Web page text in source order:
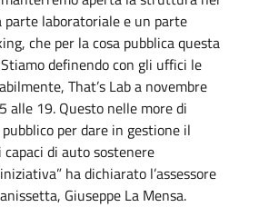
parte laboratoriale e un parte
che per la cosa pubblica questa
definendo con gli uffici le
That’s Lab a novembre
alle 19. Questo nelle more di
per dare in gestione il
di auto sostenere
ha dichiarato l’assessore
Giuseppe La Mensa.